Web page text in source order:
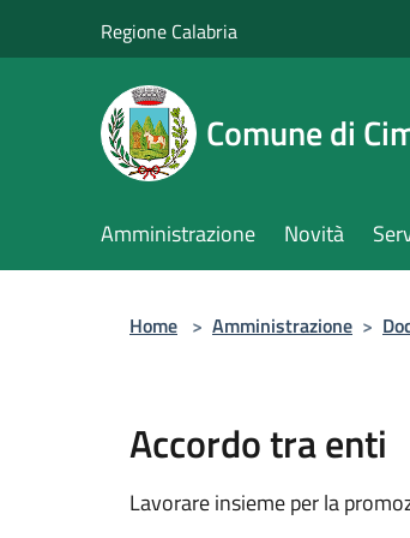
Regione Calabria
Comune di
Amministrazione Novità
Home > Amministrazione >
Accordo tra enti
Lavorare insieme per la